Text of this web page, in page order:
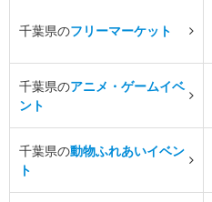
千葉県のフリーマーケット
千葉県のアニメ・ゲームイベ
ント
千葉県の動物ふれあいイベン
ト